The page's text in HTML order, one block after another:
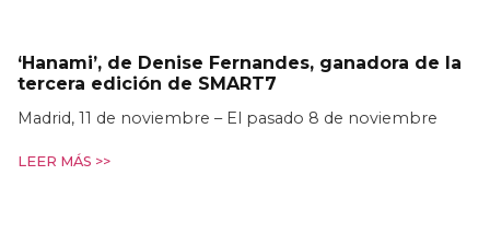
‘Hanami’, de Denise Fernandes, ganadora de la
tercera edición de SMART7
Madrid, 11 de noviembre – El pasado 8 de noviembre
LEER MÁS >>